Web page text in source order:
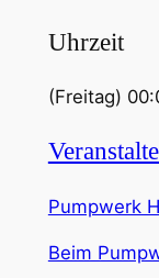
Uhrzeit
(Freitag)
Pumpwerk
Beim